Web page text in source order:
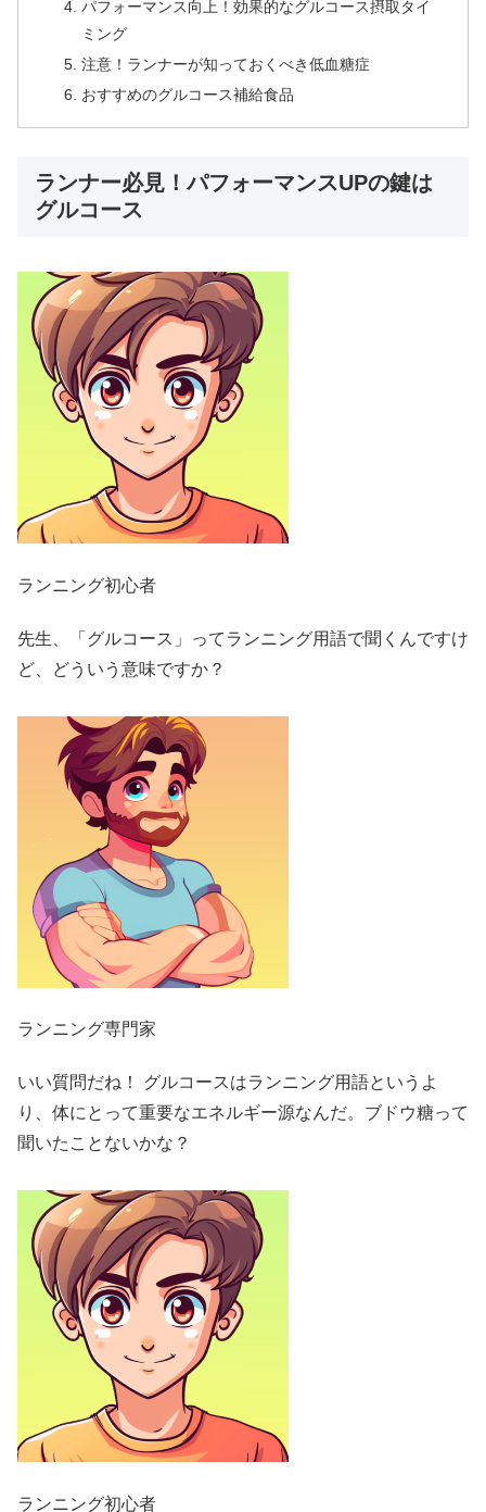
パフォーマンス向上！効果的なグルコース摂取タイ
ミング
注意！ランナーが知っておくべき低血糖症
おすすめのグルコース補給食品
ランナー必見！パフォーマンスUPの鍵は
グルコース
ランニング初心者
先生、「グルコース」ってランニング用語で聞くんですけ
ど、どういう意味ですか？
ランニング専門家
いい質問だね！ グルコースはランニング用語というよ
り、体にとって重要なエネルギー源なんだ。ブドウ糖って
聞いたことないかな？
ランニング初心者